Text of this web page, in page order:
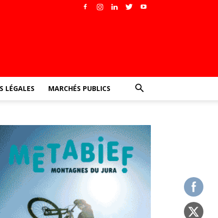
LÉGALES MARCHÉS PUBLICS